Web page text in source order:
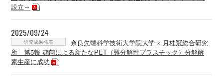
設立～
2025/09/24
研究成果発表
奈良先端科学技術大学院大学 × 月桂冠総合研究
所 第5報 麹菌による新たなPET（難分解性プラスチック）分解酵
素生産に成功